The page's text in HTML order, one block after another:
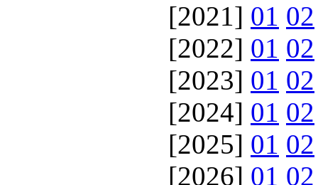
[2021] 01 02
[2022] 01 02
[2023] 01 02
[2024] 01 02
[2025] 01 02
[2026] 01 02